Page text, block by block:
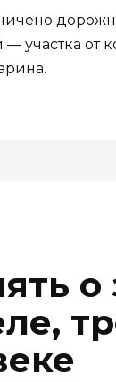
участка от
о